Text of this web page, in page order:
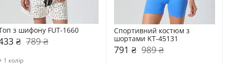
з шифону FUT-1660
₴ 789 ₴
1 колір
Спортивний костюм з
шортами KT-45131
791 ₴ 989 ₴